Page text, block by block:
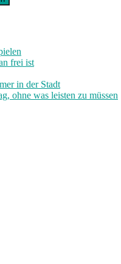
frei ist
in der Stadt
ohne was leisten zu müssen